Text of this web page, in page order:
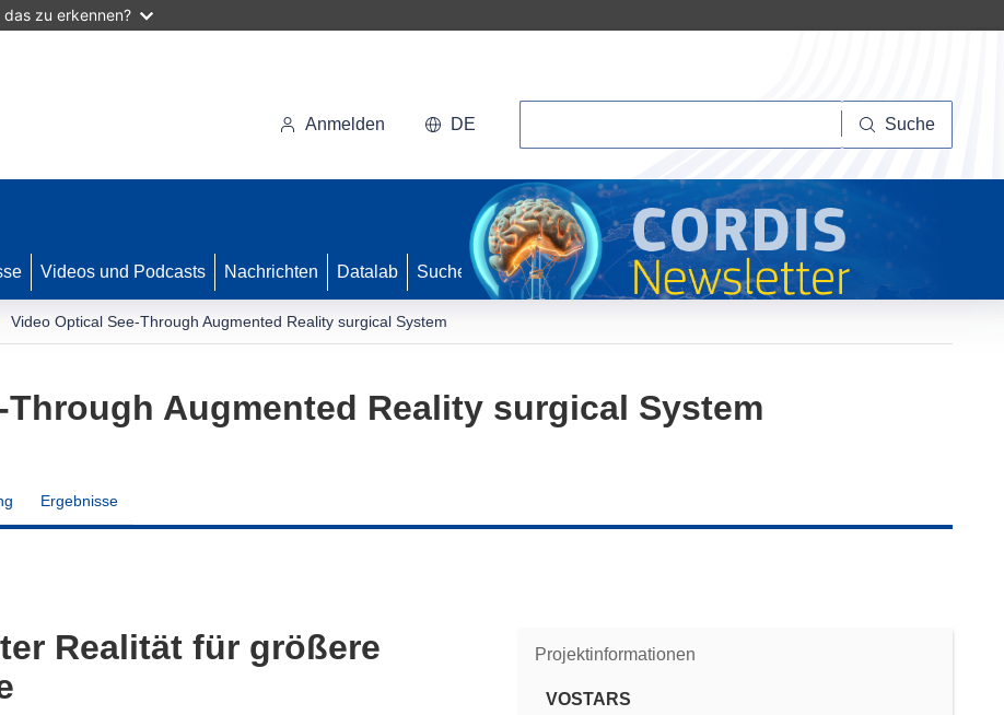
das zu erkennen?
Anmelden DE Suche
Videos und Podcasts Nachrichten Datalab Suche
Video Optical See-Through Augmented Reality surgical System
Through Augmented Reality surgical System
Ergebnisse
Realität für größere
Projektinformationen
VOSTARS